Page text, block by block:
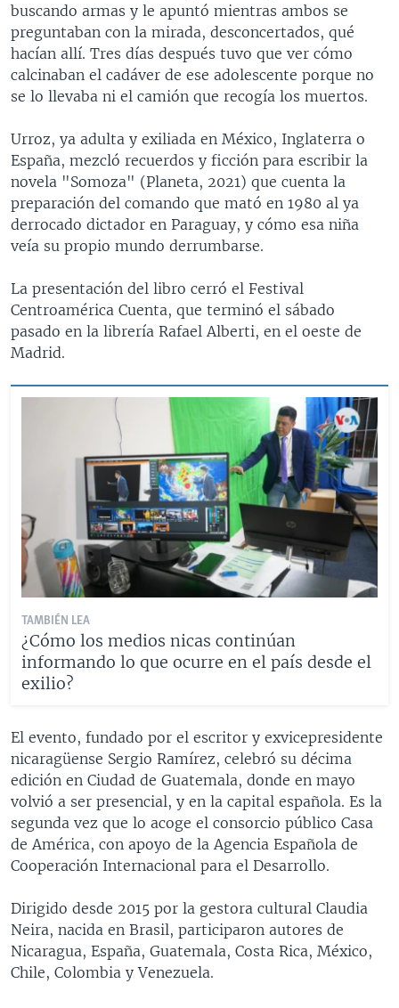
buscando armas y le apuntó mientras ambos se
preguntaban con la mirada, desconcertados, qué
hacían allí. Tres días después tuvo que ver cómo
calcinaban el cadáver de ese adolescente porque no
se lo llevaba ni el camión que recogía los muertos.
Urroz, ya adulta y exiliada en México, Inglaterra o
España, mezcló recuerdos y ficción para escribir la
novela "Somoza" (Planeta, 2021) que cuenta la
preparación del comando que mató en 1980 al ya
derrocado dictador en Paraguay, y cómo esa niña
veía su propio mundo derrumbarse.
La presentación del libro cerró el Festival
Centroamérica Cuenta, que terminó el sábado
pasado en la librería Rafael Alberti, en el oeste de
Madrid.
TAMBIÉN LEA
¿Cómo los medios nicas continúan
informando lo que ocurre en el país desde el
exilio?
El evento, fundado por el escritor y exvicepresidente
nicaragüense Sergio Ramírez, celebró su décima
edición en Ciudad de Guatemala, donde en mayo
volvió a ser presencial, y en la capital española. Es la
segunda vez que lo acoge el consorcio público Casa
de América, con apoyo de la Agencia Española de
Cooperación Internacional para el Desarrollo.
Dirigido desde 2015 por la gestora cultural Claudia
Neira, nacida en Brasil, participaron autores de
Nicaragua, España, Guatemala, Costa Rica, México,
Chile, Colombia y Venezuela.